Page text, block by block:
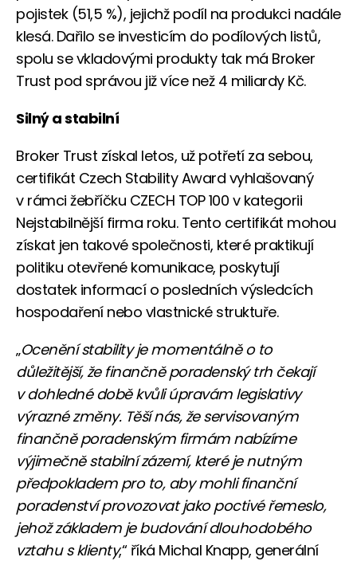
pojistek (51,5 %), jejichž podíl na produkci nadále
klesá. Dařilo se investicím do podílových listů,
spolu se vkladovými produkty tak má Broker
Trust pod správou již více než 4 miliardy Kč.
Silný a stabilní
Broker Trust získal letos, už potřetí za sebou,
certifikát Czech Stability Award vyhlašovaný
v rámci žebříčku CZECH TOP 100 v kategorii
Nejstabilnější firma roku. Tento certifikát mohou
získat jen takové společnosti, které praktikují
politiku otevřené komunikace, poskytují
dostatek informací o posledních výsledcích
hospodaření nebo vlastnické struktuře.
„Ocenění stability je momentálně o to
důležitější, že finančně poradenský trh čekají
v dohledné době kvůli úpravám legislativy
výrazné změny. Těší nás, že servisovaným
finančně poradenským firmám nabízíme
výjimečně stabilní zázemí, které je nutným
předpokladem pro to, aby mohli finanční
poradenství provozovat jako poctivé řemeslo,
jehož základem je budování dlouhodobého
vztahu s klienty,“ říká Michal Knapp, generální